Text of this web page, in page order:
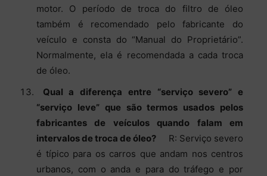
motor. O período de troca do filtro de óleo
também é recomendado pelo fabricante do
veículo e consta do “Manual do Proprietário”.
Normalmente, ela é recomendada a cada troca
de óleo.
Qual a diferença entre “serviço severo” e
“serviço leve” que são termos usados pelos
fabricantes de veículos quando falam em
intervalos de troca de óleo? R: Serviço severo
é típico para os carros que andam nos centros
urbanos, com o anda e para do tráfego e por